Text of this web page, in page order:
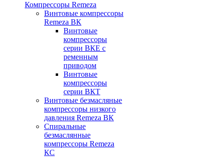
Компрессоры Remeza
Винтовые компрессоры
Remeza ВК
Винтовые
компрессоры
серии ВКЕ с
ременным
приводом
Винтовые
компрессоры
серии ВКТ
Винтовые безмасляные
компрессоры низкого
давления Remeza ВК
Спиральные
безмаслянные
компрессоры Remeza
КС